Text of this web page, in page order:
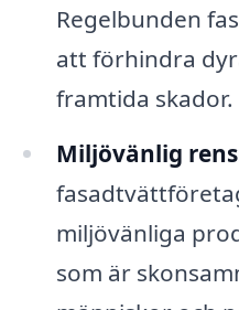
Regelbunden
att förhindra
framtida skador.
Miljövänlig
miljövänliga
som är